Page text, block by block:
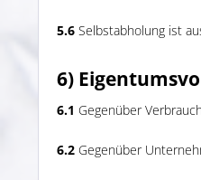
5.6 Selbstabholung ist
6)
6.1 Gegenüber
6.2 Gegenüber